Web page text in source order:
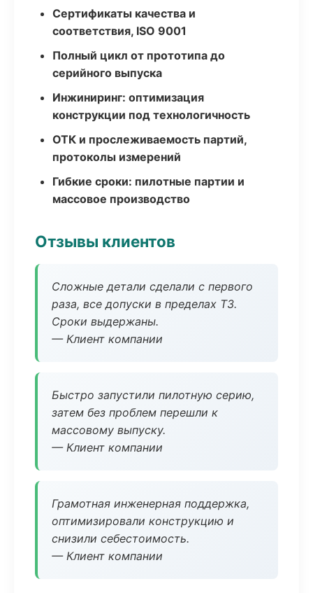
Сертификаты качества и
соответствия, ISO 9001
Полный цикл от прототипа до
серийного выпуска
Инжиниринг: оптимизация
конструкции под технологичность
ОТК и прослеживаемость партий,
протоколы измерений
Гибкие сроки: пилотные партии и
массовое производство
Отзывы клиентов
Сложные детали сделали с первого
раза, все допуски в пределах ТЗ.
Сроки выдержаны.
— Клиент компании
Быстро запустили пилотную серию,
затем без проблем перешли к
массовому выпуску.
— Клиент компании
Грамотная инженерная поддержка,
оптимизировали конструкцию и
снизили себестоимость.
— Клиент компании